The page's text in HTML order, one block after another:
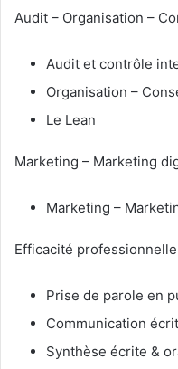
Audit – Organisation –
Audit et contrôle
Organisation –
Le Lean
Marketing – Marketing
Marketing –
Efficacité professionnelle
Prise de parole en
Communication
Synthèse écrite &